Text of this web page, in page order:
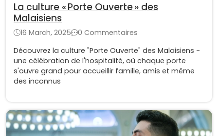
La culture « Porte Ouverte » des
Malaisiens
16 March, 2025
0 Commentaires
Découvrez la culture "Porte Ouverte" des Malaisiens -
une célébration de l'hospitalité, où chaque porte
s'ouvre grand pour accueillir famille, amis et même
des inconnus